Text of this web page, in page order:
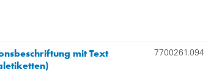
mit Text
7700261.094